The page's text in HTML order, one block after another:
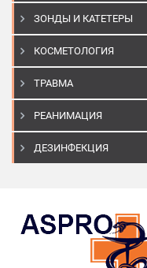
ЗОНДЫ И КАТЕТЕРЫ
КОСМЕТОЛОГИЯ
ТРАВМА
РЕАНИМАЦИЯ
ДЕЗИНФЕКЦИЯ